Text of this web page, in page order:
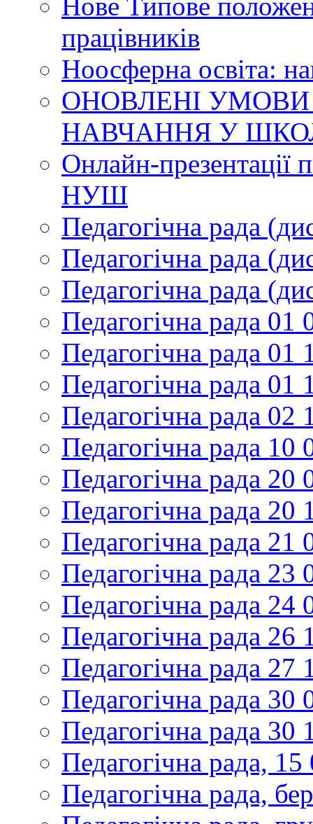
працівників
Ноосферна освіта:
ОНОВЛЕНІ
НАВЧАННЯ У
Онлайн-презентації
НУШ
Педагогічна рада
Педагогічна рада
Педагогічна рада
Педагогічна рада 01
Педагогічна рада 01
Педагогічна рада 01
Педагогічна рада 02
Педагогічна рада 10
Педагогічна рада 20
Педагогічна рада 20
Педагогічна рада 21
Педагогічна рада 23
Педагогічна рада 24
Педагогічна рада 26
Педагогічна рада 27
Педагогічна рада 30
Педагогічна рада 30
Педагогічна рада,
Педагогічна рада,